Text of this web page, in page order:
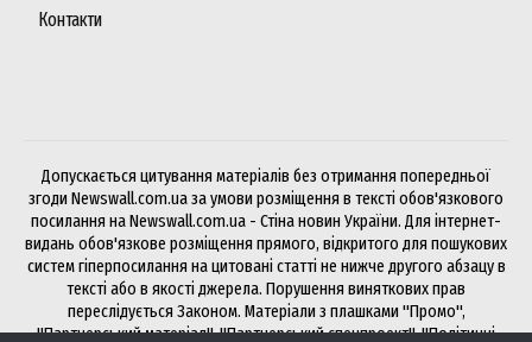
Контакти
Допускається цитування матеріалів без отримання попередньої
згоди Newswall.com.ua за умови розміщення в тексті обов'язкового
посилання на Newswall.com.ua - Стіна новин України. Для інтернет-
видань обов'язкове розміщення прямого, відкритого для пошукових
систем гіперпосилання на цитовані статті не нижче другого абзацу в
тексті або в якості джерела. Порушення виняткових прав
переслідується Законом. Матеріали з плашками "Промо",
"Партнерський матеріал", "Партнерський спецпроект", "Політичні